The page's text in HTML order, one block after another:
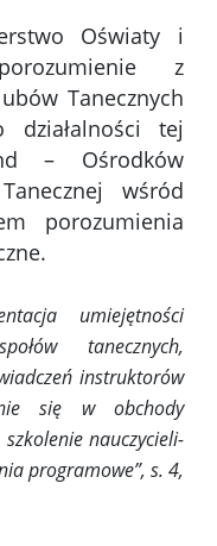
Oświaty i
z
Tanecznych
działalności tej
– Ośrodków
wśród
porozumienia
umiejętności
tanecznych,
instruktorów
się w obchody
nauczycieli-
programowe”, s. 4,